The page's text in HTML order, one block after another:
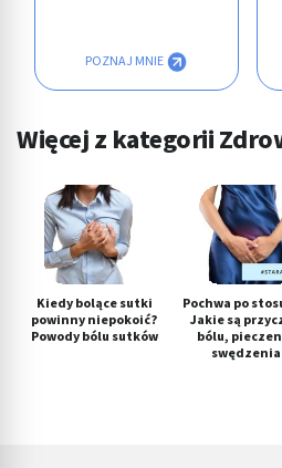
POZNAJ MNIE
Więcej z kategorii
Kiedy bolące sutki
powinny niepokoić?
Powody bólu sutków
Pochwa po
Jakie są
bólu,